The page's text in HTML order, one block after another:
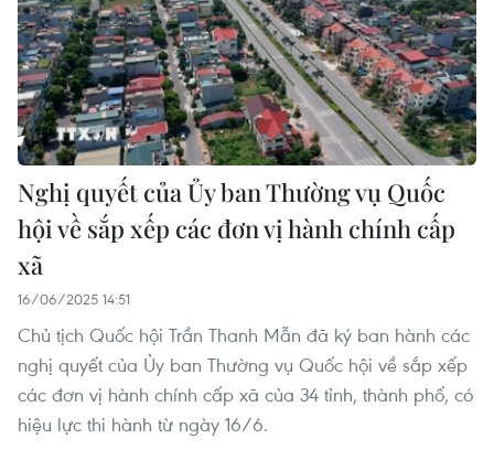
Nghị quyết của Ủy ban Thường vụ Quốc
hội về sắp xếp các đơn vị hành chính cấp
xã
16/06/2025 14:51
Chủ tịch Quốc hội Trần Thanh Mẫn đã ký ban hành các
nghị quyết của Ủy ban Thường vụ Quốc hội về sắp xếp
các đơn vị hành chính cấp xã của 34 tỉnh, thành phố, có
hiệu lực thi hành từ ngày 16/6.